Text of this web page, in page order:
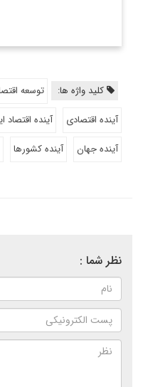
کلید واژه ها: توسعه
آینده اقتصادی
آینده اقتصاد
آینده جهان
آینده کشورها
نظر شما :